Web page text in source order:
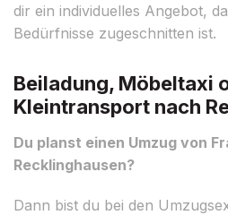
dir ein individuelles Angebot,
Bedürfnisse zugeschnitten ist.
Beiladung, Möbeltaxi
Kleintransport nach
Du planst einen Umzug von
Recklinghausen?
Dann bist du bei den